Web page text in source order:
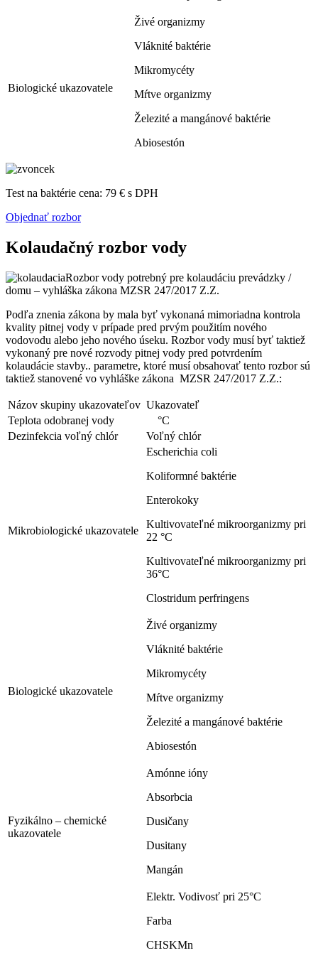
Biologické ukazovatele
Živé organizmy
Vláknité baktérie
Mikromycéty
Mŕtve organizmy
Železité a mangánové baktérie
Abiosestón
Test na baktérie cena: 79 € s DPH
Objednať rozbor
Kolaudačný rozbor vody
Rozbor vody potrebný pre kolaudáciu prevádzky /
domu – vyhláška zákona MZSR 247/2017 Z.Z.
Podľa znenia zákona by mala byť vykonaná mimoriadna kontrola
kvality pitnej vody v prípade pred prvým použitím nového
vodovodu alebo jeho nového úseku. Rozbor vody musí byť taktiež
vykonaný pre nové rozvody pitnej vody pred potvrdením
kolaudácie stavby.. parametre, ktoré musí obsahovať tento rozbor sú
taktiež stanovené vo vyhláške zákona MZSR 247/2017 Z.Z.:
Názov skupiny ukazovateľov Ukazovateľ
Teplota odobranej vody
°C
Dezinfekcia voľný chlór
Voľný chlór
Mikrobiologické ukazovatele
Escherichia coli
Koliformné baktérie
Enterokoky
Kultivovateľné mikroorganizmy pri
22 °C
Kultivovateľné mikroorganizmy pri
36°C
Clostridum perfringens
Biologické ukazovatele
Živé organizmy
Vláknité baktérie
Mikromycéty
Mŕtve organizmy
Železité a mangánové baktérie
Abiosestón
Fyzikálno – chemické
ukazovatele
Amónne ióny
Absorbcia
Dusičany
Dusitany
Mangán
Elektr. Vodivosť pri 25°C
Farba
CHSKMn